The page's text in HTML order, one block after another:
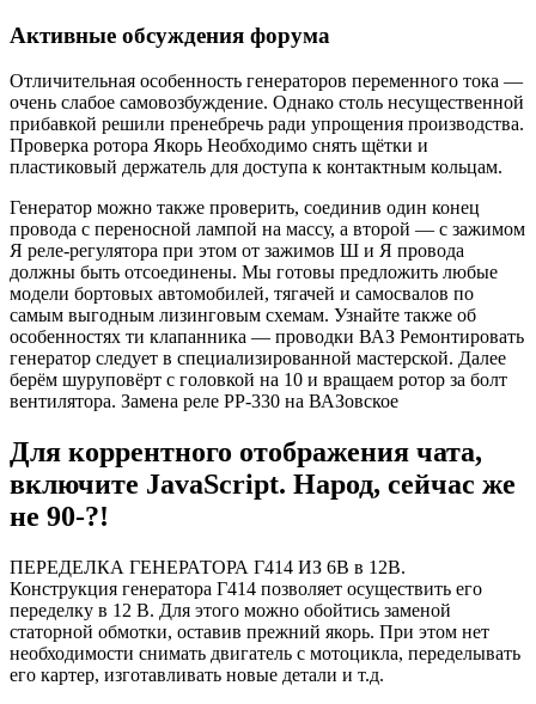
Активные обсуждения форума
Отличительная особенность генераторов переменного тока —
очень слабое самовозбуждение. Однако столь несущественной
прибавкой решили пренебречь ради упрощения производства.
Проверка ротора Якорь Необходимо снять щётки и
пластиковый держатель для доступа к контактным кольцам.
Генератор можно также проверить, соединив один конец
провода с переносной лампой на массу, а второй — с зажимом
Я реле-регулятора при этом от зажимов Ш и Я провода
должны быть отсоединены. Мы готовы предложить любые
модели бортовых автомобилей, тягачей и самосвалов по
самым выгодным лизинговым схемам. Узнайте также об
особенностях ти клапанника — проводки ВАЗ Ремонтировать
генератор следует в специализированной мастерской. Далее
берём шуруповёрт с головкой на 10 и вращаем ротор за болт
вентилятора. Замена реле РР-330 на ВАЗовское
Для коррентного отображения чата,
включите JavaScript. Народ, сейчас же
не 90-?!
ПЕРЕДЕЛКА ГЕНЕРАТОРА Г414 ИЗ 6В в 12В.
Конструкция генератора Г414 позволяет осуществить его
переделку в 12 В. Для этого можно обойтись заменой
статорной обмотки, оставив прежний якорь. При этом нет
необходимости снимать двигатель с мотоцикла, переделывать
его картер, изготавливать новые детали и т.д.